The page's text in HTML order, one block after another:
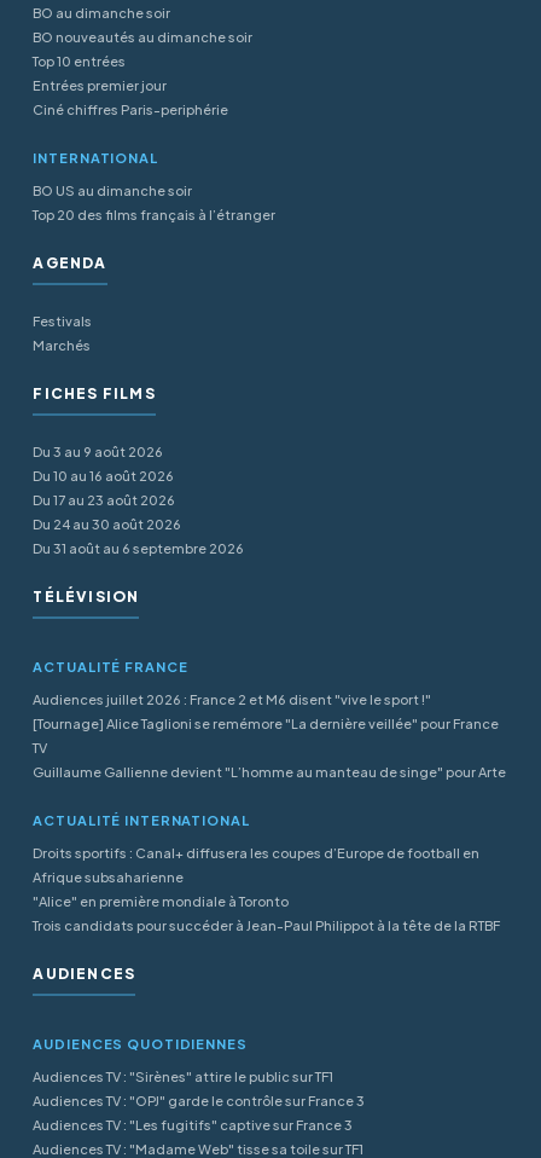
BO au dimanche soir
BO nouveautés au dimanche soir
Top 10 entrées
Entrées premier jour
Ciné chiffres Paris-periphérie
INTERNATIONAL
BO US au dimanche soir
Top 20 des films français à l’étranger
AGENDA
Festivals
Marchés
FICHES FILMS
Du 3 au 9 août 2026
Du 10 au 16 août 2026
Du 17 au 23 août 2026
Du 24 au 30 août 2026
Du 31 août au 6 septembre 2026
TÉLÉVISION
ACTUALITÉ FRANCE
Audiences juillet 2026 : France 2 et M6 disent "vive le sport !"
[Tournage] Alice Taglioni se remémore "La dernière veillée" pour France
TV
Guillaume Gallienne devient "L’homme au manteau de singe" pour Arte
ACTUALITÉ INTERNATIONAL
Droits sportifs : Canal+ diffusera les coupes d’Europe de football en
Afrique subsaharienne
"Alice" en première mondiale à Toronto
Trois candidats pour succéder à Jean-Paul Philippot à la tête de la RTBF
AUDIENCES
AUDIENCES QUOTIDIENNES
Audiences TV : "Sirènes" attire le public sur TF1
Audiences TV : "OPJ" garde le contrôle sur France 3
Audiences TV : "Les fugitifs" captive sur France 3
Audiences TV : "Madame Web" tisse sa toile sur TF1